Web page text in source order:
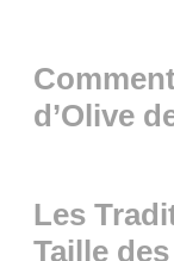
d’Olive
Les
Taille